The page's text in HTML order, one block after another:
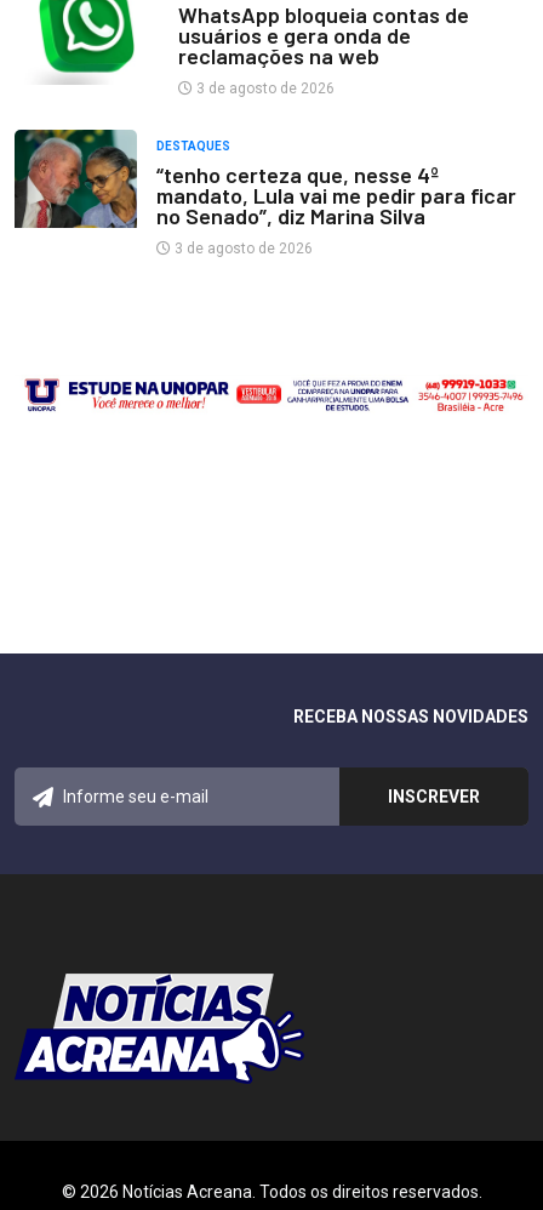
WhatsApp bloqueia contas de
usuários e gera onda de
reclamações na web
3 de agosto de 2026
DESTAQUES
“tenho certeza que, nesse 4º
mandato, Lula vai me pedir para ficar
no Senado”, diz Marina Silva
3 de agosto de 2026
RECEBA NOSSAS NOVIDADES
© 2026 Notícias Acreana. Todos os direitos reservados.